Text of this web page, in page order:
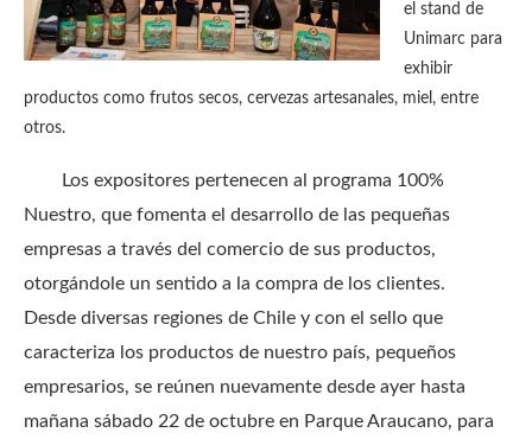
el stand de
Unimarc para
exhibir
productos como frutos secos, cervezas artesanales, miel, entre
otros.
Los expositores pertenecen al programa 100%
Nuestro, que fomenta el desarrollo de las pequeñas
empresas a través del comercio de sus productos,
otorgándole un sentido a la compra de los clientes.
Desde diversas regiones de Chile y con el sello que
caracteriza los productos de nuestro país, pequeños
empresarios, se reúnen nuevamente desde ayer hasta
mañana sábado 22 de octubre en Parque Araucano, para